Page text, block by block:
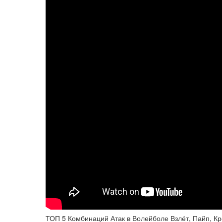
ТОП 5 Комбинаций Атак в Волейболе Взлёт, Пайп,